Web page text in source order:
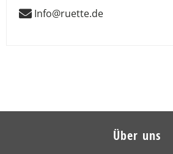
Info@ruette.de
Über uns